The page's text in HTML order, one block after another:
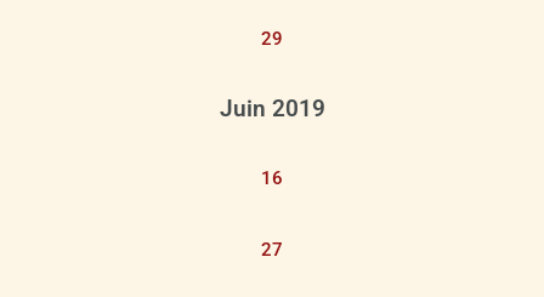
29
Juin 2019
16
27